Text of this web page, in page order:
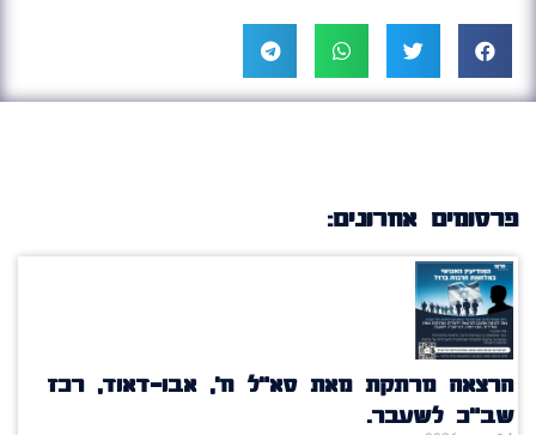
פרסומים אחרונים:
הרצאה מרתקת מאת סא"ל ח', אבו-דאוד, רכז
שב"כ לשעבר.